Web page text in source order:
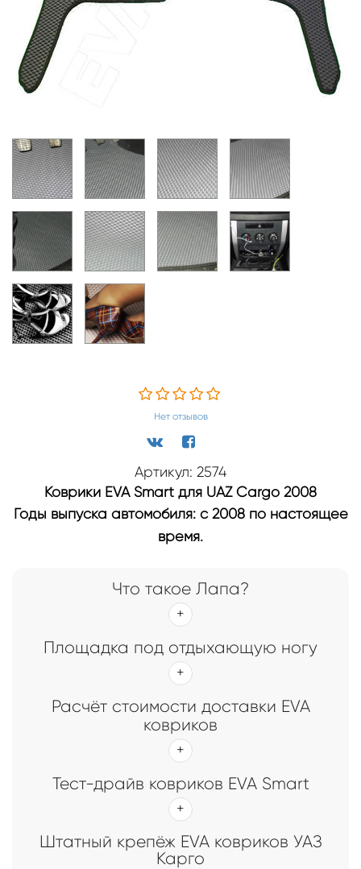
Нет отзывов
Артикул: 2574
Коврики EVA Smart для UAZ Cargo 2008
Годы выпуска автомобиля: с 2008 по настоящее
время.
Что такое Лапа?
Площадка под отдыхающую ногу
Расчёт стоимости доставки EVA
ковриков
Тест-драйв ковриков EVA Smart
Штатный крепёж EVA ковриков УАЗ
Карго